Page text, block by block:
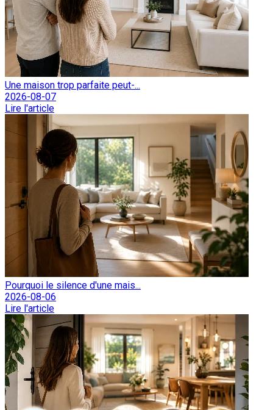
Une maison trop parfaite peut-...
2026-08-07
Lire l'article
Pourquoi le silence d'une mais...
2026-08-06
Lire l'article